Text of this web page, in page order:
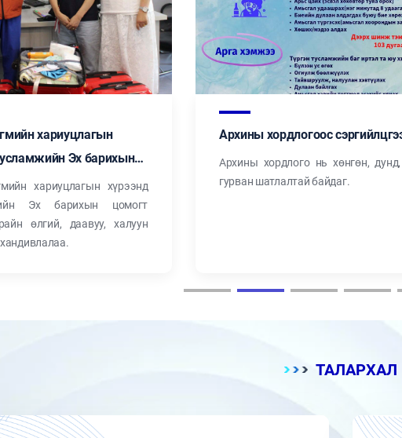
хариуцлагын
Эх барихын
нярайн өлгий,
живхтэй багц
хариуцлагын хүрээнд
Эх барихын цомогт
өлгий, даавуу, халуун
Архины хордлогоос
Архины хордлого нь хөнгөн,
гурван шатлалтай байдаг.
ТАЛАРХАЛ